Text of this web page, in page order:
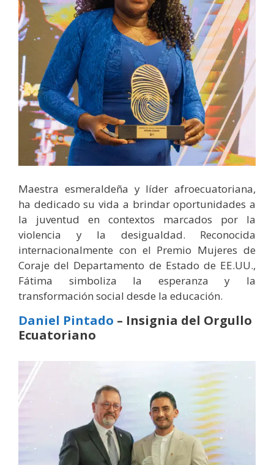
Maestra esmeraldeña y líder afroecuatoriana,
ha dedicado su vida a brindar oportunidades a
la juventud en contextos marcados por la
violencia y la desigualdad. Reconocida
internacionalmente con el Premio Mujeres de
Coraje del Departamento de Estado de EE.UU.,
Fátima simboliza la esperanza y la
transformación social desde la educación.
Daniel Pintado – Insignia del Orgullo
Ecuatoriano